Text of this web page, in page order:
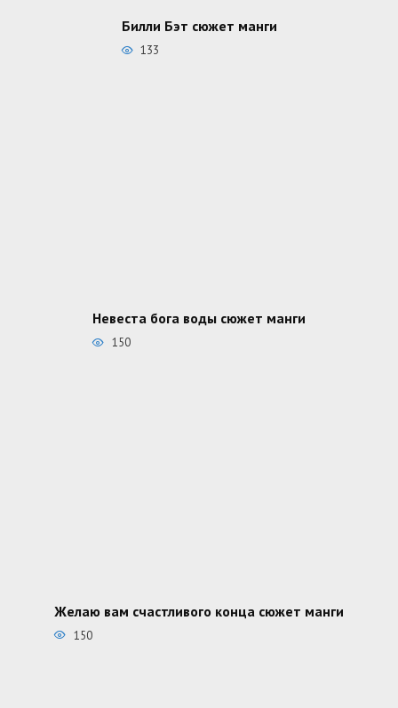
Билли Бэт сюжет манги
133
Невеста бога воды сюжет манги
150
Желаю вам счастливого конца сюжет манги
150